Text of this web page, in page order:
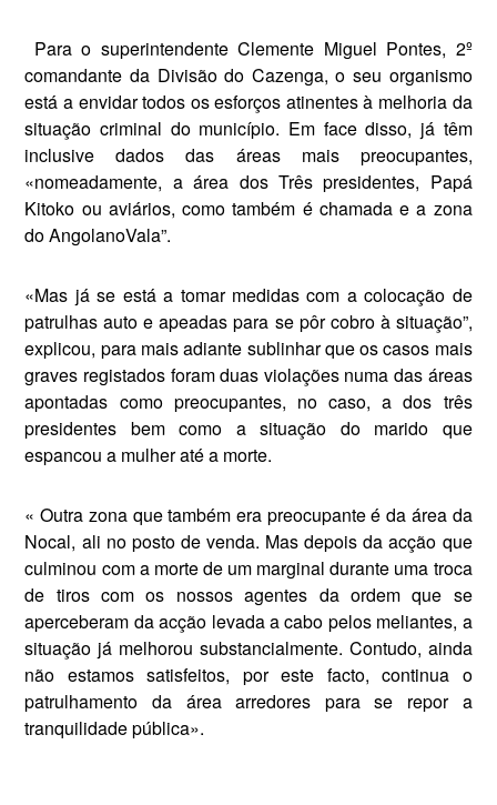
Para o superintendente Clemente Mi­guel Pontes, 2º
comandante da Divi­são do Cazenga, o seu organismo
está a envidar todos os esforços atinentes à melhoria da
situação criminal do mu­nicípio. Em face disso, já têm
inclusive dados das áreas mais preocupantes,
«nomeadamente, a área dos Três presi­dentes, Papá
Kitoko ou aviários, como também é chamada e a zona
do Ango­lanoVala”.
«Mas já se está a tomar medidas com a colocação de
patrulhas auto e apea­das para se pôr cobro à situação”,
expli­cou, para mais adiante sublinhar que os casos mais
graves registados foram duas violações numa das áreas
aponta­das como preocupantes, no caso, a dos três
presidentes bem como a situação do marido que
espancou a mulher até a morte.
« Outra zona que também era preocupante é da área da
Nocal, ali no posto de venda. Mas depois da acção que
culminou com a morte de um marginal durante uma troca
de tiros com os nossos agentes da ordem que se
aperceberam da acção levada a cabo pelos meliantes, a
situação já melhorou substancialmente. Contudo, ainda
não estamos satisfeitos, por este facto, continua o
patrulhamento da área arredores para se repor a
tranquilidade pública».